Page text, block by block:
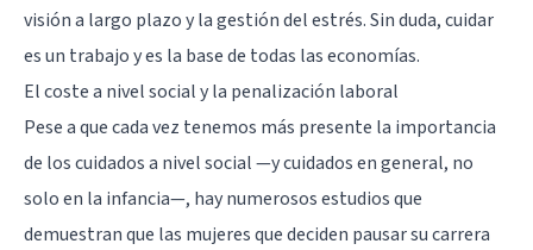
visión a largo plazo y la gestión del estrés. Sin duda, cuidar
es un trabajo y es la base de todas las economías.
El coste a nivel social y la penalización laboral
Pese a que cada vez tenemos más presente la importancia
de los cuidados a nivel social —y cuidados en general, no
solo en la infancia—, hay numerosos estudios que
demuestran que las mujeres que deciden pausar su carrera